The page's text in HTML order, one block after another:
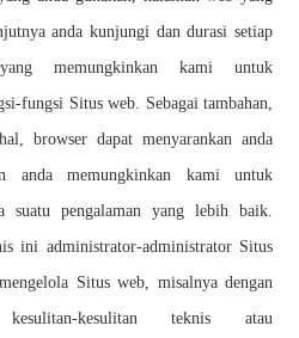
anda kunjungi dan durasi setiap
yang memungkinkan kami untuk
fungsi Situs web. Sebagai tambahan,
browser dapat menyarankan anda
anda memungkinkan kami untuk
suatu pengalaman yang lebih baik.
ini administrator-administrator Situs
Situs web, misalnya dengan
kesulitan-kesulitan teknis atau